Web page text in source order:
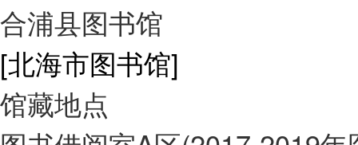
合浦县图书馆
[北海市图书馆]
馆藏地点